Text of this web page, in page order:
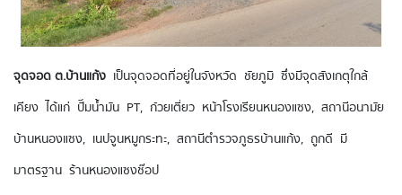
จุดจอด ต.บ้านแก้ง เป็นจุดจอดที่อยู่ในจังหวัด ชัยภูมิ ซึ่งมีจุดสังเกตุใกล้
เคียง ได้แก่ ปั๊มน้ำมัน PT, ก๋วยเตี่ยว​ หน้าโรงเรียนหนองแซง, สถานีอนามัย
บ้านหนองแซง, เนปจูนหมูกระทะ, สถานีตำรวจภูธรบ้านแก้ง, ถูกดี มี
มาตรฐาน ร้านหนองแซงช๊อป